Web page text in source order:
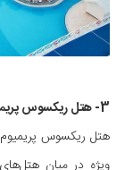
3- هتل ریکسوس پریمیوم
هتل ریکسوس پریمیوم
ویژه در میان